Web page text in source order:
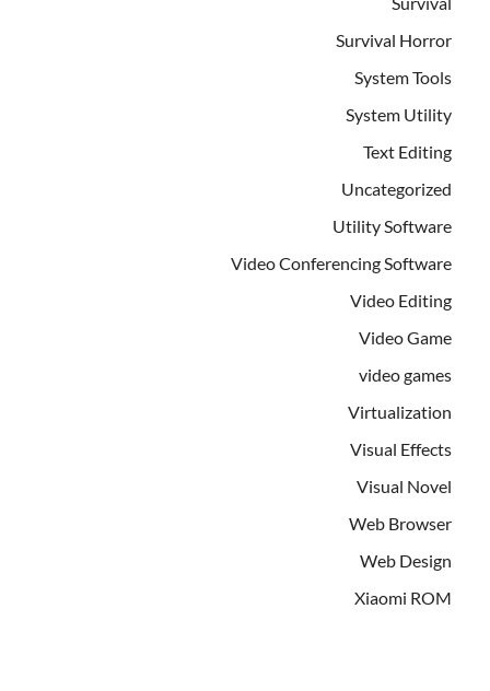
Survival Horror
System Tools
System Utility
Text Editing
Uncategorized
Utility Software
Video Conferencing Software
Video Editing
Video Game
video games
Virtualization
Visual Effects
Visual Novel
Web Browser
Web Design
Xiaomi ROM